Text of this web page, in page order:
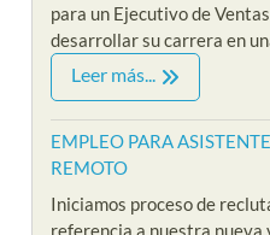
para un Ejecutivo de
desarrollar su carrera en
Leer más...
EMPLEO PARA
REMOTO
Iniciamos proceso de
referencia a nuestra nueva